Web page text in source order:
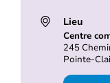
Lieu
Centre
245
Pointe-